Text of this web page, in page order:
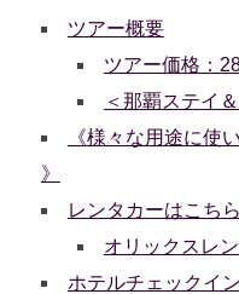
ツアー概要
ツアー価格：
＜那覇ステイ
《様々な用途に
》
レンタカーはこち
オリックスレ
ホテルチェックイ